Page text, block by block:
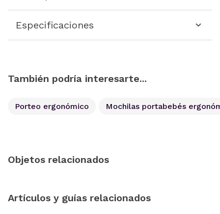
Especificaciones
También podría interesarte...
Porteo ergonómico Mochilas portabebés
Objetos relacionados
Artículos y guías relacionados